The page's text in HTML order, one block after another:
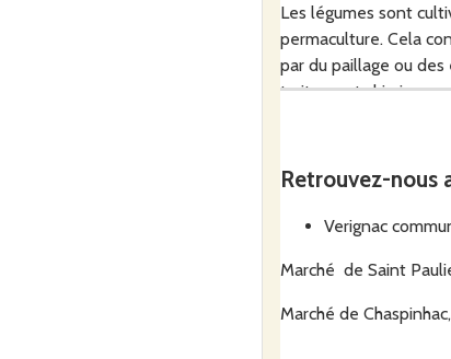
Les légumes sont
permaculture. Cela
par du paillage ou
traitement chimique.
Je propose mes
Retrouvez-nous
Verignac
Marché de Saint
Marché de